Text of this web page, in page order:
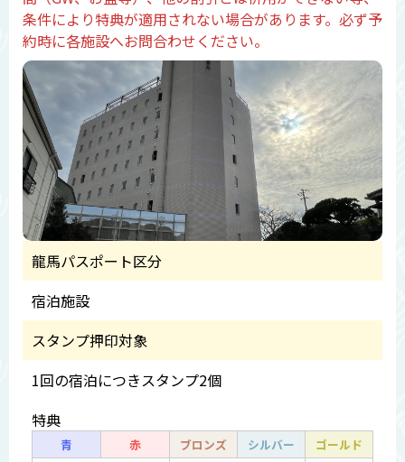
条件により特典が適用されない場合があります。必ず予
約時に各施設へお問合わせください。
龍馬パスポート区分
宿泊施設
スタンプ押印対象
1回の宿泊につきスタンプ2個
特典
青 赤 ブロンズ シルバー
ゴールド